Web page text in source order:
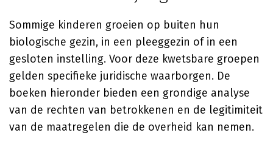
Sommige kinderen groeien op buiten hun
biologische gezin, in een pleeggezin of in een
gesloten instelling. Voor deze kwetsbare groepen
gelden specifieke juridische waarborgen. De
boeken hieronder bieden een grondige analyse
van de rechten van betrokkenen en de legitimiteit
van de maatregelen die de overheid kan nemen.